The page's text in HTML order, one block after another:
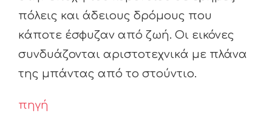
πόλεις και άδειους δρόμους που
κάποτε έσφυζαν από ζωή. Οι εικόνες
συνδυάζονται αριστοτεχνικά με πλάνα
της μπάντας από το στούντιο.
πηγή